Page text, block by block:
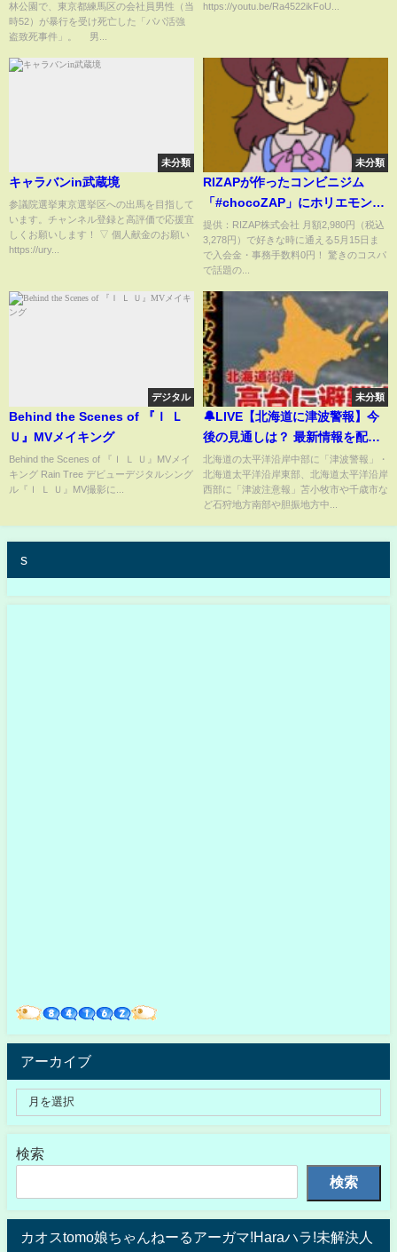
TIMES)
林公園で、東京都練馬区の会社員男性（当
時52）が暴行を受け死亡した「パパ活強
盗致死事件」。 男...
https://youtu.be/Ra4522ikFoU...
未分類
キャラバンin武蔵境
参議院選挙東京選挙区への出馬を目指して
います。チャンネル登録と高評価で応援宜
しくお願いします！ ▽ 個人献金のお願い
https://ury...
未分類
RIZAPが作ったコンビニジム
「#chocoZAP」にホリエモンが
潜入取材。その驚きのサービス
内容とは!?
提供：RIZAP株式会社 月額2,980円（税込
3,278円）で好きな時に通える5月15日ま
で入会金・事務手数料0円！ 驚きのコスパ
で話題の...
デジタル
Behind the Scenes of 『Ｉ Ｌ
Ｕ』MVメイキング
Behind the Scenes of 『Ｉ Ｌ Ｕ』MVメイ
キング Rain Tree デビューデジタルシング
ル『Ｉ Ｌ Ｕ』MV撮影に...
未分類
🔔LIVE【北海道に津波警報】今
後の見通しは？ 最新情報を配信
中
北海道の太平洋沿岸中部に「津波警報」・
北海道太平洋沿岸東部、北海道太平洋沿岸
西部に「津波注意報」苫小牧市や千歳市な
ど石狩地方南部や胆振地方中...
s
アーカイブ
検索
検索
カオスtomo娘ちゃんねーるアーガマ!Haraハラ!未解決人